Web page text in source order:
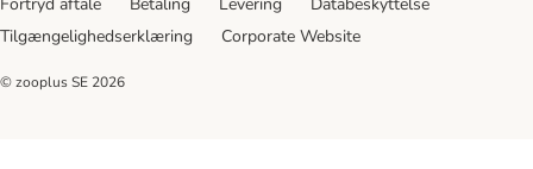
Tilgængelighedserklæring
Corporate Website
© zooplus SE 2026